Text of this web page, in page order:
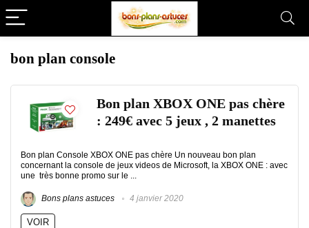
bon plan console
Bon plan XBOX ONE pas chère
: 249€ avec 5 jeux , 2 manettes
Bon plan Console XBOX ONE pas chère Un nouveau bon plan
concernant la console de jeux videos de Microsoft, la XBOX ONE : avec
une très bonne promo sur le ...
Bons plans astuces 4 janvier 2020
VOIR